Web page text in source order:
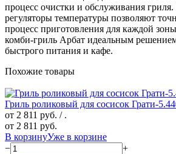
процесс очистки и обслуживания
регуляторы температуры позволяют
процесс приготовления для каждой
комби-гриль Арбат идеальным
быстрого питания и кафе.
Похожие товары
Гриль роликовый для сосисок Грати-
от 2 811 руб. / .
от 2 811 руб.
В корзинуУже в корзине
−
+